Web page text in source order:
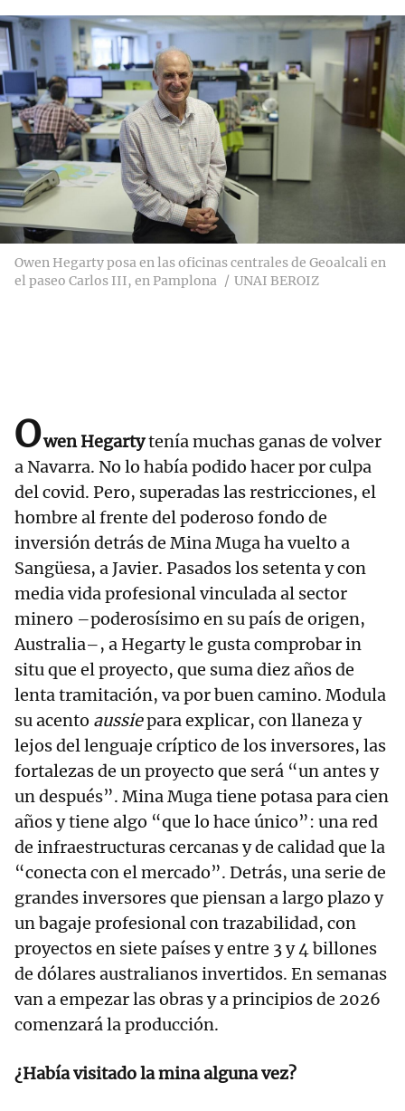
Owen Hegarty posa en las oficinas centrales de Geoalcali en
el paseo Carlos III, en Pamplona
UNAI BEROIZ
Owen Hegartytenía muchas ganas de volver
a Navarra. No lo había podido hacer por culpa
del covid. Pero, superadas las restricciones, el
hombre al frente del poderoso fondo de
inversión detrás de Mina Muga ha vuelto a
Sangüesa, a Javier. Pasados los setenta y con
media vida profesional vinculada al sector
minero –poderosísimo en su país de origen,
Australia–, a Hegarty le gusta comprobar in
situ que el proyecto, que suma diez años de
lenta tramitación, va por buen camino. Modula
su acento aussiepara explicar, con llaneza y
lejos del lenguaje críptico de los inversores, las
fortalezas de un proyecto que será “un antes y
un después”. Mina Muga tiene potasa para cien
años y tiene algo “que lo hace único”: una red
de infraestructuras cercanas y de calidad que la
“conecta con el mercado”. Detrás, una serie de
grandes inversores que piensan a largo plazo y
un bagaje profesional con trazabilidad, con
proyectos en siete países y entre 3 y 4 billones
de dólares australianos invertidos. En semanas
van a empezar las obras y a principios de 2026
comenzará la producción.
¿Había visitado la mina alguna vez?